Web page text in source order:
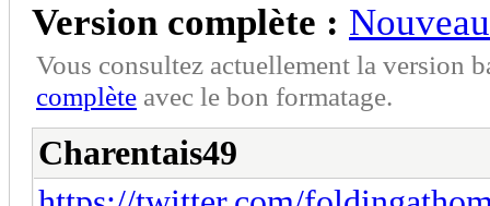
Version complète :
Vous consultez actuellement la version
complète avec le bon formatage.
Charentais49